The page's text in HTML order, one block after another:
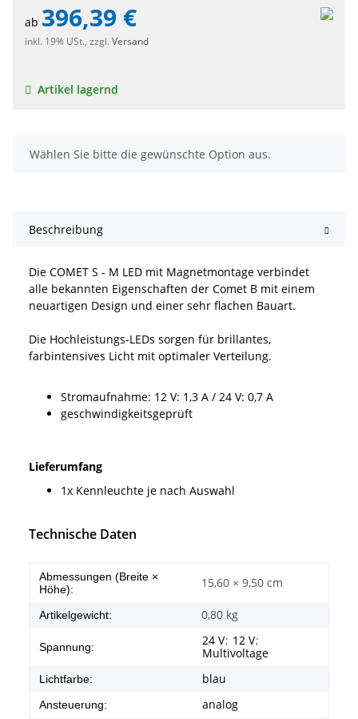
ab 396,39 €
inkl. 19% USt., zzgl. Versand
Artikel lagernd
x
Wählen Sie bitte die gewünschte Option aus.
Beschreibung
Die COMET S - M LED mit Magnetmontage verbindet
alle bekannten Eigenschaften der Comet B mit einem
neuartigen Design und einer sehr flachen Bauart.
Die Hochleistungs-LEDs sorgen für brillantes,
farbintensives Licht mit optimaler Verteilung.
Stromaufnahme: 12 V: 1,3 A / 24 V: 0,7 A
geschwindigkeitsgeprüft
Lieferumfang
1x Kennleuchte je nach Auswahl
Technische Daten
Abmessungen (Breite ×
Höhe):
15,60 × 9,50 cm
Artikelgewicht: 0,80 kg
Spannung: 24 V; 12 V;
Multivoltage
Lichtfarbe: blau
Ansteuerung: analog